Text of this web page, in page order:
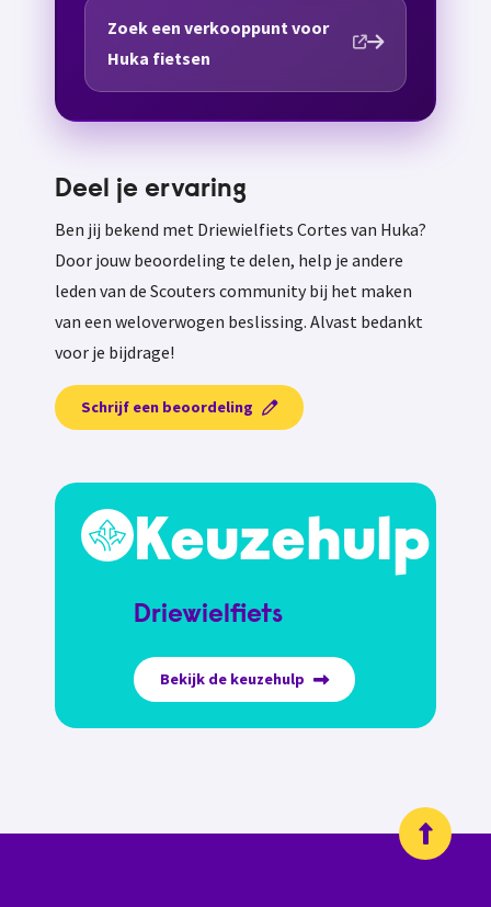
Zoek een verkooppunt voor
Huka fietsen
Deel je ervaring
Ben jij bekend met Driewielfiets Cortes van Huka?
Door jouw beoordeling te delen, help je andere
leden van de Scouters community bij het maken
van een weloverwogen beslissing. Alvast bedankt
voor je bijdrage!
Schrijf een beoordeling
Keuzehulp
Driewielfiets
Bekijk de keuzehulp